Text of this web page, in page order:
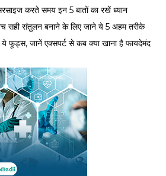
करते समय इन 5 बातों का रखें ध्यान
सही संतुलन बनाने के लिए जाने ये 5 अहम तरीके
जानें एक्सपर्ट से कब क्या खाना है फायदेमंद